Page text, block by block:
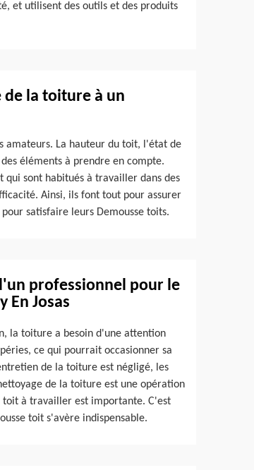
et utilisent des outils et des produits
de la toiture à un
amateurs. La hauteur du toit, l'état de
éléments à prendre en compte.
qui sont habitués à travailler dans des
Ainsi, ils font tout pour assurer
satisfaire leurs Demousse toits.
professionnel pour le
En Josas
la toiture a besoin d'une attention
ce qui pourrait occasionner sa
de la toiture est négligé, les
de la toiture est une opération
toit à travailler est importante. C'est
toit s'avère indispensable.